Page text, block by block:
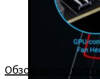
Обзор видеокарты